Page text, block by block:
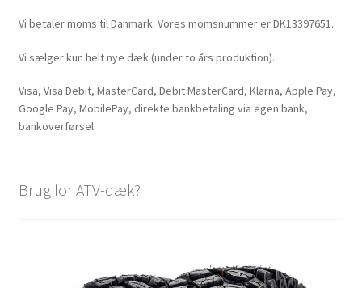
Vi betaler moms til Danmark. Vores momsnummer er DK13397651.
Vi sælger kun helt nye dæk (under to års produktion).
Visa, Visa Debit, MasterCard, Debit MasterCard, Klarna, Apple Pay,
Google Pay, MobilePay, direkte bankbetaling via egen bank,
bankoverførsel.
Brug for ATV-dæk?